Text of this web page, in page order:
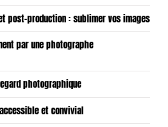
post-production : sublimer vos images
par une photographe
photographique
et convivial